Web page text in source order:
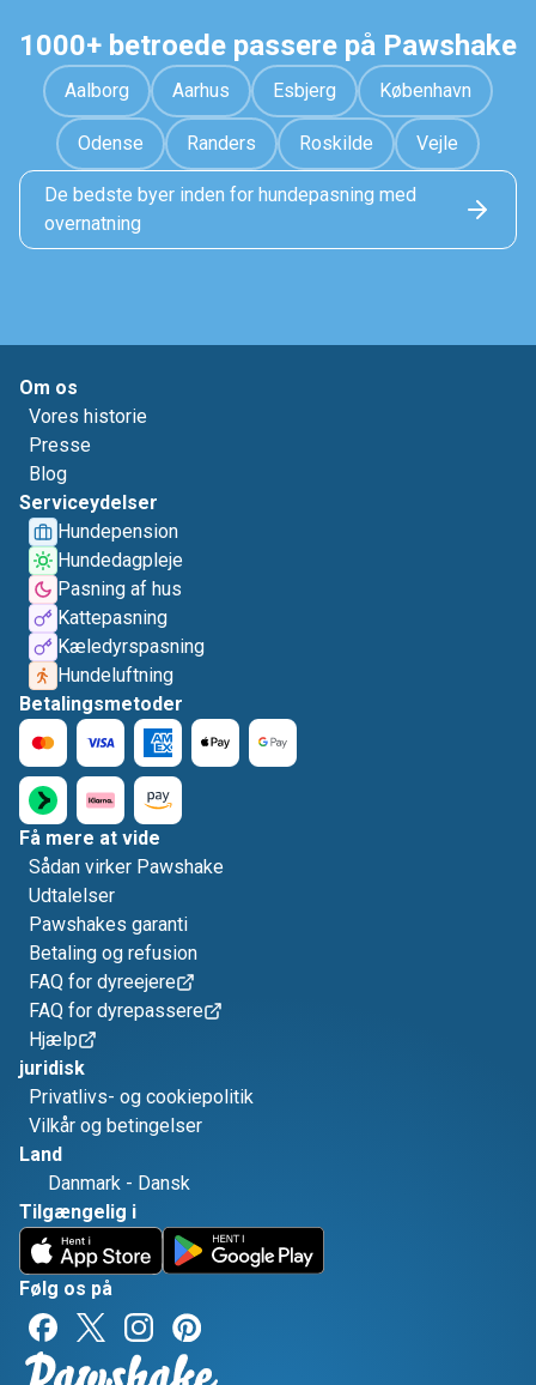
1000+ betroede passere på Pawshake
Aalborg Aarhus Esbjerg København
Odense Randers Roskilde Vejle
De bedste byer inden for hundepasning med
overnatning
Om os
Vores historie
Presse
Blog
Serviceydelser
Hundepension
Hundedagpleje
Pasning af hus
Kattepasning
Kæledyrspasning
Hundeluftning
Betalingsmetoder
Få mere at vide
Sådan virker Pawshake
Udtalelser
Pawshakes garanti
Betaling og refusion
FAQ for dyreejere
FAQ for dyrepassere
Hjælp
juridisk
Privatlivs- og cookiepolitik
Vilkår og betingelser
Land
Danmark - Dansk
Tilgængelig i
Følg os på